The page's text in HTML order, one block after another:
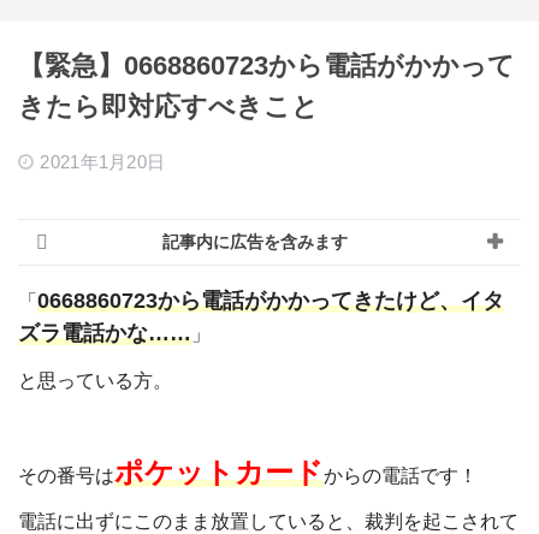
【緊急】0668860723から電話がかかって
きたら即対応すべきこと
2021年1月20日
記事内に広告を含みます
「 0668860723から電話がかかってきたけど、イタ
ズラ電話かな…… 」
と思っている方。
その番号はポケットカードからの電話です！
電話に出ずにこのまま放置していると、裁判を起こされて